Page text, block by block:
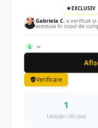
EXCLUSIV
Gabriela C. a verificat
acestuia în coșul de
G
Verificare
1
Utilizări (30 zile)